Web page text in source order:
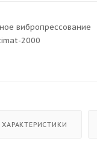
вибропрессование
2000
ХАРАКТЕРИСТИКИ